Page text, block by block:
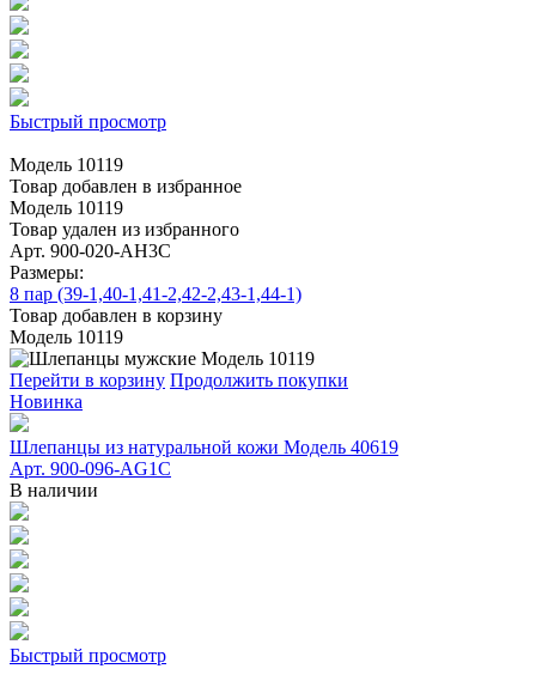
Быстрый просмотр
Модель 10119
Товар добавлен в избранное
Модель 10119
Товар удален из избранного
Арт. 900-020-AH3C
Размеры:
8 пар (39-1,40-1,41-2,42-2,43-1,44-1)
Товар добавлен в корзину
Модель 10119
Перейти в корзину Продолжить покупки
Новинка
Шлепанцы из натуральной кожи Модель 40619
Арт. 900-096-AG1C
В наличии
Быстрый просмотр